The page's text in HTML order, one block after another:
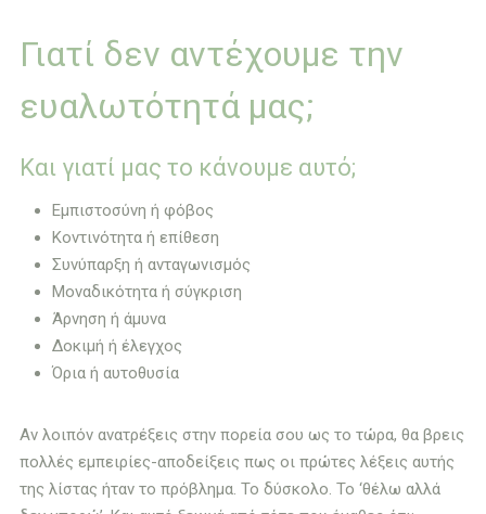
Γιατί δεν αντέχουμε την
ευαλωτότητά μας;
Και γιατί μας το κάνουμε αυτό;
Εμπιστοσύνη ή φόβος
Κοντινότητα ή επίθεση
Συνύπαρξη ή ανταγωνισμός
Μοναδικότητα ή σύγκριση
Άρνηση ή άμυνα
Δοκιμή ή έλεγχος
Όρια ή αυτοθυσία
Αν λοιπόν ανατρέξεις στην πορεία σου ως το τώρα, θα βρεις
πολλές εμπειρίες-αποδείξεις πως οι πρώτες λέξεις αυτής
της λίστας ήταν το πρόβλημα. Το δύσκολο. Το ‘θέλω αλλά